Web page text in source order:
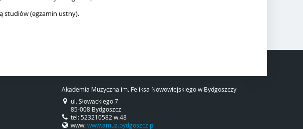
studiów (egzamin ustny).
Akademia Muzyczna im. Feliksa Nowowiejskiego w Bydgoszczy
ul. Słowackiego 7
85-008 Bydgoszcz
tel: 523210582 w.48
www:www.amuz.bydgoszcz.pl